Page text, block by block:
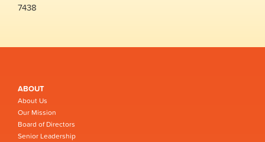
7438
ABOUT
About Us
Our Mission
Board of Directors
Senior Leadership